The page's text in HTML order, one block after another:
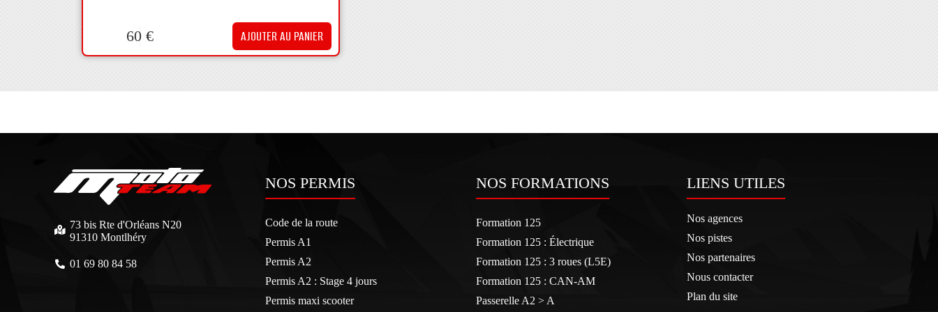
60€ AJOUTER AU PANIER
73 bis Rte d'Orléans N20
91310 Montlhéry
01 69 80 84 58
NOS PERMIS
Code de la route
Permis A1
Permis A2
Permis A2 : Stage 4 jours
Permis maxi scooter
NOS FORMATIONS
Formation 125
Formation 125 : Électrique
Formation 125 : 3 roues (L5E)
Formation 125 : CAN-AM
Passerelle A2 > A
LIENS UTILES
Nos agences
Nos pistes
Nos partenaires
Nous contacter
Plan du site